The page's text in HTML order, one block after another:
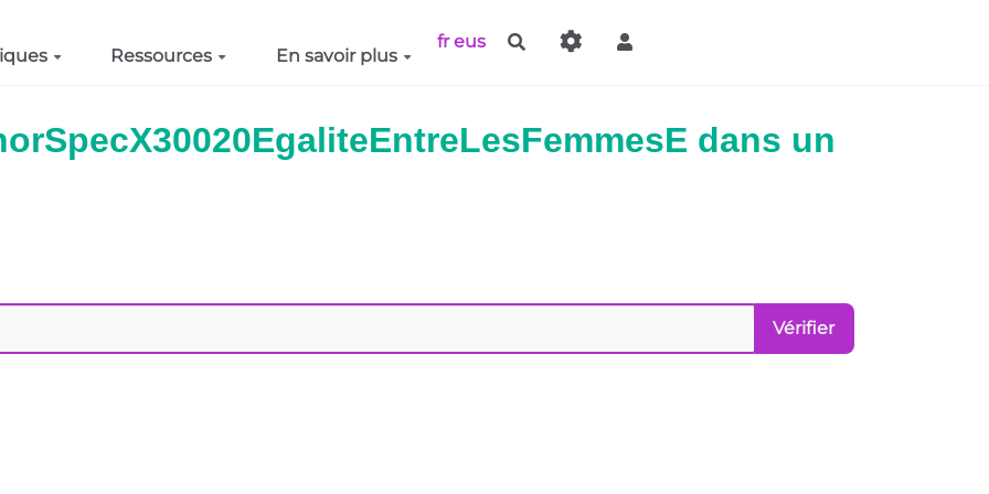
Ressources En savoir plus
fr eus Rechercher
dans un
Vérifier